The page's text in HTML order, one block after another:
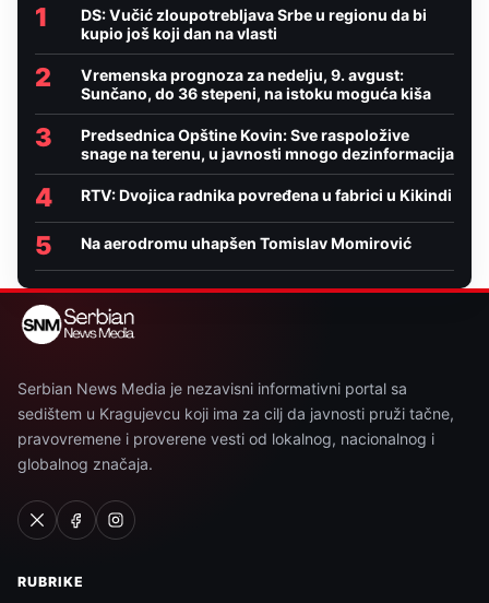
1
DS: Vučić zloupotrebljava Srbe u regionu da bi
kupio još koji dan na vlasti
2
Vremenska prognoza za nedelju, 9. avgust:
Sunčano, do 36 stepeni, na istoku moguća kiša
3
Predsednica Opštine Kovin: Sve raspoložive
snage na terenu, u javnosti mnogo dezinformacija
4 RTV: Dvojica radnika povređena u fabrici u Kikindi
5 Na aerodromu uhapšen Tomislav Momirović
Serbian News Media je nezavisni informativni portal sa
sedištem u Kragujevcu koji ima za cilj da javnosti pruži tačne,
pravovremene i proverene vesti od lokalnog, nacionalnog i
globalnog značaja.
RUBRIKE